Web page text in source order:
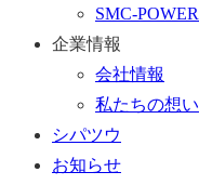
SMC-POWER
企業情報
会社情報
私たちの想い
シパツウ
お知らせ